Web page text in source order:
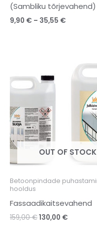
(Sambliku tõrjevahend)
9,90 € – 35,55 €
OUT OF STOCK
Betoonpindade
hooldus
Fassaadikaitsevahend
159,00€
oli:
159,00 €.
130,00 €
price
is:
130,00